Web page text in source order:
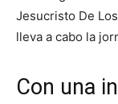
Jesucristo De
lleva a cabo la
Con una